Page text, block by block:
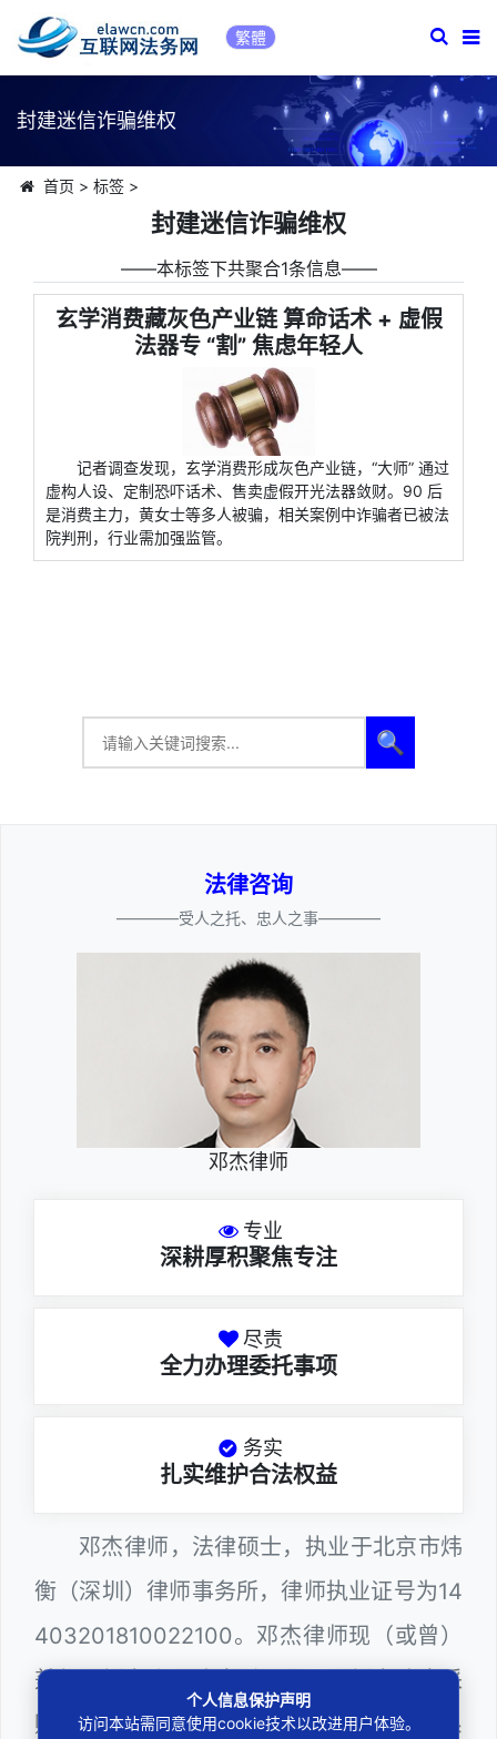
繁體
封建迷信诈骗维权
首页 > 标签>
封建迷信诈骗维权
――本标签下共聚合1条信息――
玄学消费藏灰色产业链 算命话术 + 虚假
法器专 “割” 焦虑年轻人
记者调查发现，玄学消费形成灰色产业链，“大师” 通过
虚构人设、定制恐吓话术、售卖虚假开光法器敛财。90 后
是消费主力，黄女士等多人被骗，相关案例中诈骗者已被法
院判刑，行业需加强监管。
🔍
法律咨询
————受人之托、忠人之事————
邓杰律师
专业
深耕厚积聚焦专注
尽责
全力办理委托事项
务实
扎实维护合法权益
邓杰律师，法律硕士，执业于北京市炜
衡（深圳）律师事务所，律师执业证号为14
403201810022100。邓杰律师现（或曾）
兼任深圳市人民政府听证员、深圳市政府采
购评审专家（法律类），深圳市某区政府系
个人信息保护声明
访问本站需同意使用cookie技术以改进用户体验。